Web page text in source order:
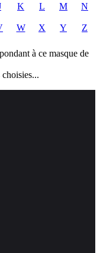
K L M N
W X Y Z
à ce masque de